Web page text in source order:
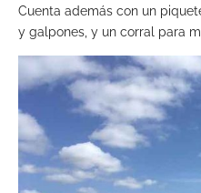
Cuenta además con un
y galpones, y un corral para